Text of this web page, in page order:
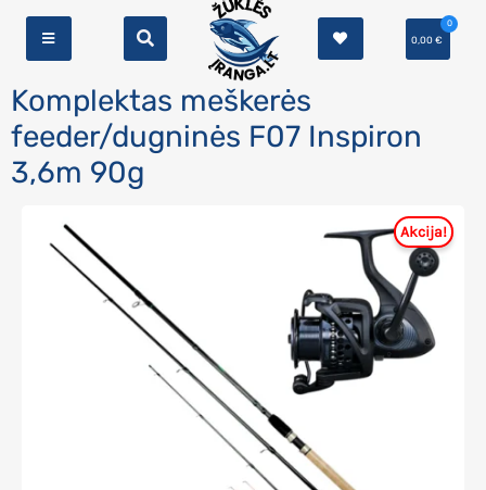
0,00€
0
Komplektas meškerės
feeder/dugninės F07 Inspiron
3,6m 90g